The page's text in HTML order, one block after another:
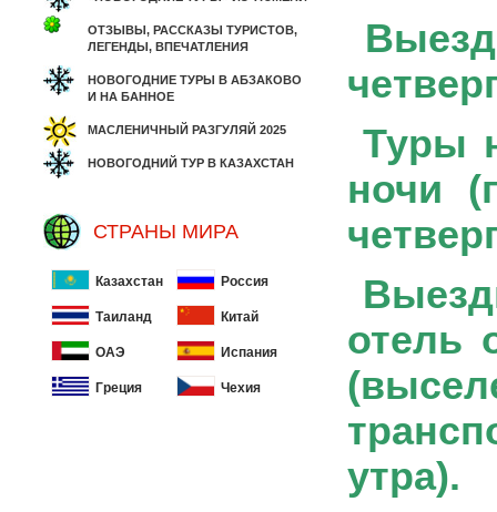
ОТЗЫВЫ, РАССКАЗЫ ТУРИСТОВ,
ЛЕГЕНДЫ, ВПЕЧАТЛЕНИЯ
НОВОГОДНИЕ ТУРЫ В АБЗАКОВО
И НА БАННОЕ
МАСЛЕНИЧНЫЙ РАЗГУЛЯЙ 2025
НОВОГОДНИЙ ТУР В КАЗАХСТАН
СТРАНЫ МИРА
Казахстан Россия
Таиланд Китай
ОАЭ Испания
Греция Чехия
Туры
ночи
отель
утра).